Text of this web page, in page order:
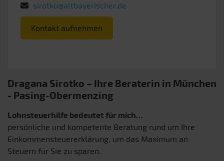
sirotko@altbayerischer.de
Kontakt aufnehmen
Dragana Sirotko – Ihre Beraterin in München
- Pasing-Obermenzing
Lohnsteuerhilfe bedeutet für mich…
persönliche und kompetente Beratung rund um Ihre
Einkommensteuererklärung, um das Maximum an
Steuern für Sie zu sparen.